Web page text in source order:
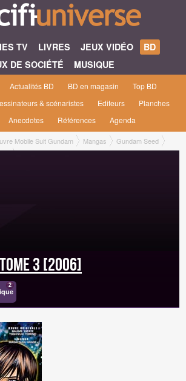
TV LIVRES JEUX VIDÉO
BD
DE SOCIÉTÉ
MUSIQUE
Actualités BD BD en magasin
Top BD
& scénaristes Editeurs
Planches
Anecdotes Références Agenda
Mobile Suit Gundam Mangas
Gundam Seed
3 [2006]
2